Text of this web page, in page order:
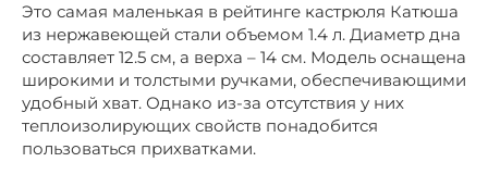
Это самая маленькая в рейтинге кастрюля Катюша
из нержавеющей стали объемом 1.4 л. Диаметр дна
составляет 12.5 см, а верха – 14 см. Модель оснащена
широкими и толстыми ручками, обеспечивающими
удобный хват. Однако из-за отсутствия у них
теплоизолирующих свойств понадобится
пользоваться прихватками.